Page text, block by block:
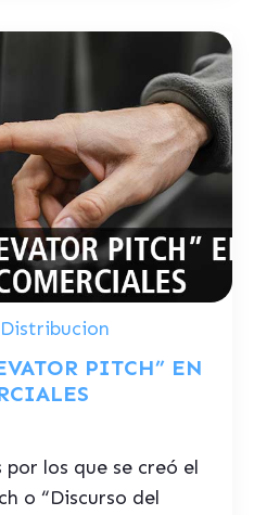
PITCH” EN
los que se creó el
o “Discurso del